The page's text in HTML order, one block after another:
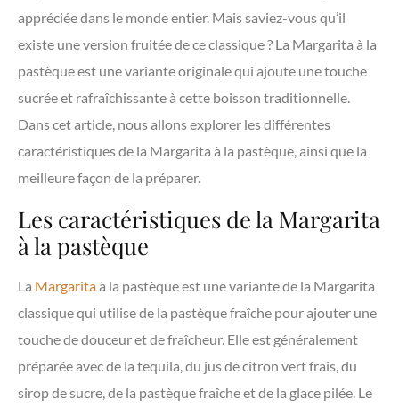
appréciée dans le monde entier. Mais saviez-vous qu’il
existe une version fruitée de ce classique ? La Margarita à la
pastèque est une variante originale qui ajoute une touche
sucrée et rafraîchissante à cette boisson traditionnelle.
Dans cet article, nous allons explorer les différentes
caractéristiques de la Margarita à la pastèque, ainsi que la
meilleure façon de la préparer.
Les caractéristiques de la Margarita
à la pastèque
La Margaritaà la pastèque est une variante de la Margarita
classique qui utilise de la pastèque fraîche pour ajouter une
touche de douceur et de fraîcheur. Elle est généralement
préparée avec de la tequila, du jus de citron vert frais, du
sirop de sucre, de la pastèque fraîche et de la glace pilée. Le